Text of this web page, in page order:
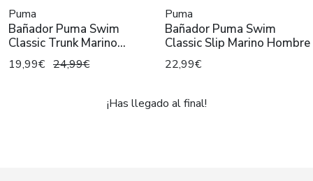
Puma
Bañador Puma Swim
Classic Trunk Marino
Hombre
19,99€ 24,99€
Puma
Bañador Puma Swim
Classic Slip Marino Hombre
22,99€
¡Has llegado al final!